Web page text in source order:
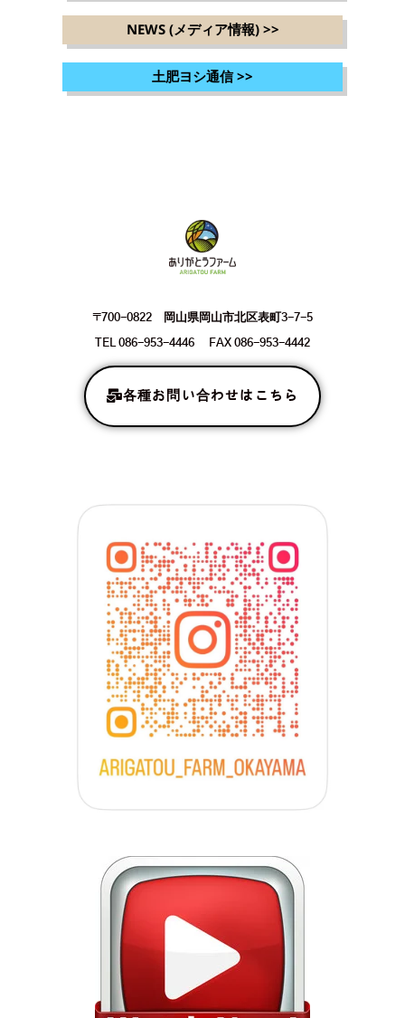
NEWS (メディア情報)>>
土肥ヨシ通信>>
〒700-0822 岡山県岡山市北区表町3-7-5
TEL 086-953-4446 FAX 086-953-4442
各種お問い合わせはこちら